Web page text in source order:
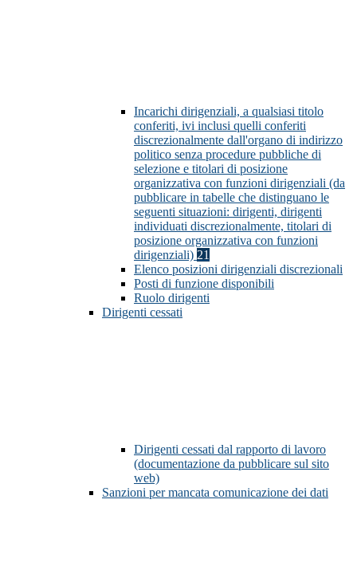
Incarichi dirigenziali, a qualsiasi titolo
conferiti, ivi inclusi quelli conferiti
discrezionalmente dall'organo di indirizzo
politico senza procedure pubbliche di
selezione e titolari di posizione
organizzativa con funzioni dirigenziali (da
pubblicare in tabelle che distinguano le
seguenti situazioni: dirigenti, dirigenti
individuati discrezionalmente, titolari di
posizione organizzativa con funzioni
dirigenziali) 21
Elenco posizioni dirigenziali discrezionali
Posti di funzione disponibili
Ruolo dirigenti
Dirigenti cessati
Dirigenti cessati dal rapporto di lavoro
(documentazione da pubblicare sul sito
web)
Sanzioni per mancata comunicazione dei dati